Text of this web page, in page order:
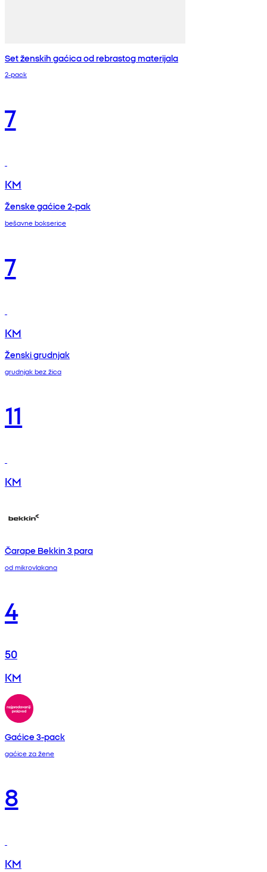
Set ženskih gaćica od rebrastog materijala
2-pack
7
KM
Ženske gaćice 2-pak
bešavne bokserice
7
KM
Ženski grudnjak
grudnjak bez žica
11
KM
Čarape Bekkin 3 para
od mikrovlakana
4
50
KM
Gaćice 3-pack
gaćice za žene
8
KM